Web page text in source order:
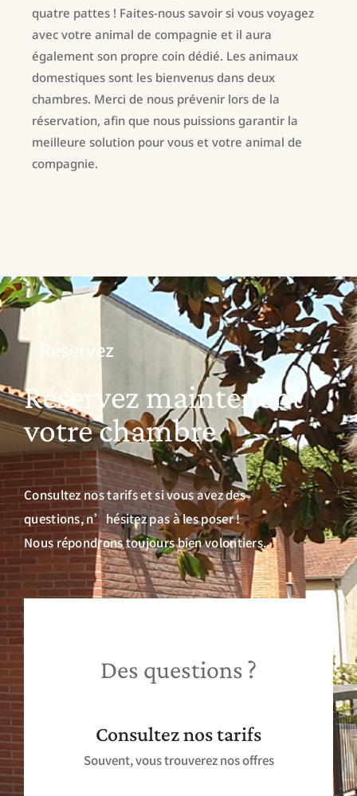
quatre pattes ! Faites-nous savoir si vous voyagez
avec votre animal de compagnie et il aura
également son propre coin dédié. Les animaux
domestiques sont les bienvenus dans deux
chambres. Merci de nous prévenir lors de la
réservation, afin que nous puissions garantir la
meilleure solution pour vous et votre animal de
compagnie.
Réservez
Réservez maintenent
votre chambre
Consultez nos tarifs et si vous avez des
questions, n’hésitez pas à les poser !
Nous répondrons toujours bien volontiers.
Des questions ?
Consultez nos tarifs
Souvent, vous trouverez nos offres